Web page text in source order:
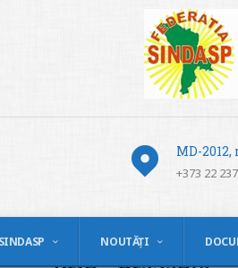
MD-2012,
+373 22
NOUTĂȚI